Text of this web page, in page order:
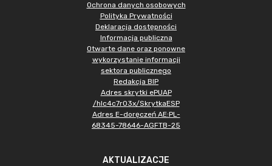
Ochrona danych osobowych
Polityka Prywatności
Deklaracja dostępności
Informacja publiczna
Otwarte dane oraz ponowne
wykorzystanie informacji
sektora publicznego
Redakcja BIP
Adres skrytki ePUAP
/hlc4c7r03x/SkrytkaESP
Adres E-doręczeń AE:PL-
68345-78646-AGFTB-25
AKTUALIZACJE